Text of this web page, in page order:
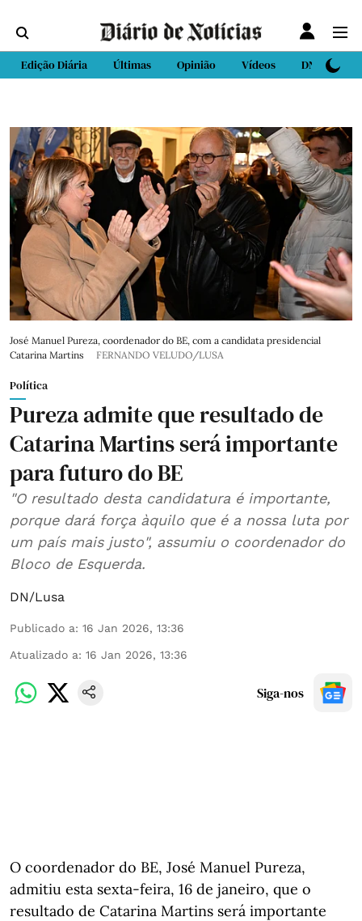
Edição Diária Últimas Opinião Vídeos DN Sport
José Manuel Pureza, coordenador do BE, com a candidata presidencial
Catarina Martins
FERNANDO VELUDO/LUSA
Política
Pureza admite que resultado de
Catarina Martins será importante
para futuro do BE
"O resultado desta candidatura é importante,
porque dará força àquilo que é a nossa luta por
um país mais justo", assumiu o coordenador do
Bloco de Esquerda.
DN/Lusa
Publicado a: 16 Jan 2026, 13:36
Atualizado a: 16 Jan 2026, 13:36
Siga-nos
O coordenador do BE, José Manuel Pureza,
admitiu esta sexta-feira, 16 de janeiro, que o
resultado de Catarina Martins será importante